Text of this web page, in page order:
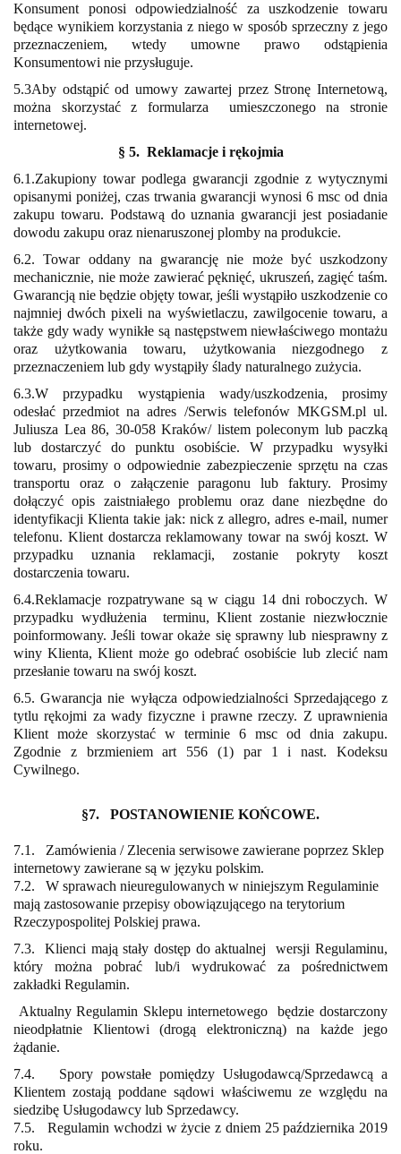
Konsument ponosi odpowiedzialność za uszkodzenie towaru
będące wynikiem korzystania z niego w sposób sprzeczny z jego
przeznaczeniem, wtedy umowne prawo odstąpienia
Konsumentowi nie przysługuje.
5.3Aby odstąpić od umowy zawartej przez Stronę Internetową,
można skorzystać z formularza
umieszczonego na stronie
internetowej.
§ 5. Reklamacjei rękojmia
6.1.Zakupiony towar podlega gwarancji zgodnie z wytycznymi
opisanymi poniżej, czas trwania gwarancji wynosi 6 msc od dnia
zakupu towaru. Podstawą do uznania gwarancji jest posiadanie
dowodu zakupu oraz nienaruszonej plomby na produkcie.
6.2. Towar oddany na gwarancję nie może być uszkodzony
mechanicznie, nie może zawierać pęknięć, ukruszeń, zagięć taśm.
Gwarancją nie będzie objęty towar, jeśli wystąpiło uszkodzenie co
najmniej dwóch pixeli na wyświetlaczu, zawilgocenie towaru, a
także gdy wady wynikłe są następstwem niewłaściwego montażu
oraz użytkowania towaru, użytkowania niezgodnego z
przeznaczeniem lub gdy wystąpiły ślady naturalnego zużycia.
6.3.W przypadku wystąpienia wady/uszkodzenia, prosimy
odesłać przedmiot na adres /Serwis telefonów MKGSM.pl ul.
Juliusza Lea 86, 30-058 Kraków/ listem poleconym lub paczką
lub dostarczyć do punktu osobiście. W przypadku wysyłki
towaru, prosimy o odpowiednie zabezpieczenie sprzętu na czas
transportu oraz o załączenie paragonu lub faktury. Prosimy
dołączyć opis zaistniałego problemu oraz dane niezbędne do
identyfikacji Klienta takie jak: nick z allegro, adres e-mail, numer
telefonu. Klient dostarcza reklamowany towar na swój koszt. W
przypadku uznania reklamacji, zostanie pokryty koszt
dostarczenia towaru.
6.4.Reklamacje rozpatrywane są w ciągu 14 dni roboczych. W
przypadku wydłużenia
terminu, Klient zostanie niezwłocznie
poinformowany. Jeśli towar okaże się sprawny lub niesprawny z
winy Klienta, Klient może go odebrać osobiście lub zlecić nam
przesłanie towaru na swój koszt.
6.5. Gwarancja nie wyłącza odpowiedzialności Sprzedającego z
tytlu rękojmi za wady fizyczne i prawne rzeczy. Z uprawnienia
Klient może skorzystać w terminie 6 msc od dnia zakupu.
Zgodnie z brzmieniem art 556 (1) par 1 i nast. Kodeksu
Cywilnego.
§7. POSTANOWIENIE KOŃCOWE.
7.1. Zamówienia / Zlecenia serwisowe zawierane poprzez Sklep
internetowy zawierane są w języku polskim.
7.2. W sprawach nieuregulowanych w niniejszym Regulaminie
mają zastosowanie przepisy obowiązującego na terytorium
Rzeczypospolitej Polskiej prawa.
7.3. Klienci mają stały dostęp do aktualnej
wersji Regulaminu,
który można pobrać lub/i wydrukować za pośrednictwem
zakładki Regulamin.
Aktualny Regulamin Sklepu internetowego
będzie dostarczony
nieodpłatnie Klientowi (drogą elektroniczną) na każde jego
żądanie.
7.4. Spory powstałe pomiędzy Usługodawcą/Sprzedawcą a
Klientem zostają poddane sądowi właściwemu ze względu na
siedzibę Usługodawcy lub Sprzedawcy.
7.5. Regulamin wchodzi w życie z dniem 25 października 2019
roku.